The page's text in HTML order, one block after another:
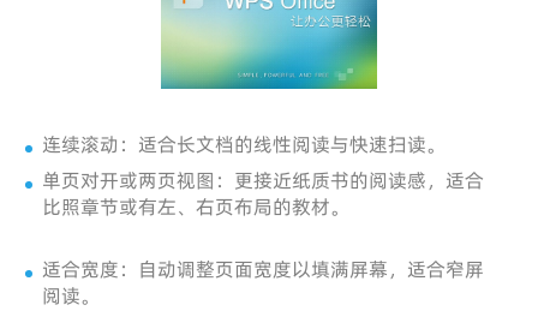
连续滚动：适合长文档的线性阅读与快速扫读。
单页对开或两页视图：更接近纸质书的阅读感，适合
比照章节或有左、右页布局的教材。
适合宽度：自动调整页面宽度以填满屏幕，适合窄屏
阅读。